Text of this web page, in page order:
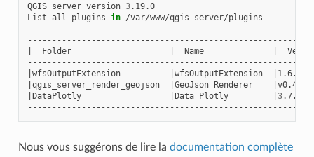
QGIS server version 3.19.0
List all plugins in /var/www/qgis-server/plugins
Folder Name
wfsOutputExtension wfsOutputExtension 1.6.2
qgis_server_render_geojson GeoJson Renderer
v0.4
DataPlotly Data Plotly 3.7.1
Nous vous suggérons de lire la documentation complète